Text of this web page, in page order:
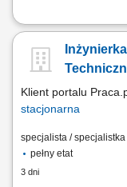
Zakres obowiązków:
maszyn wirujących
pomiarów i
Klient portalu
stacjonarna
specjalista /
pełny etat
3 dni